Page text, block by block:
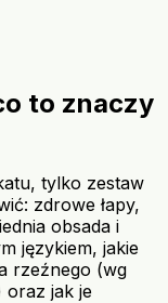
to znaczy
tylko zestaw
zdrowe łapy,
obsada i
językiem, jakie
rzeźnego (wg
oraz jak je